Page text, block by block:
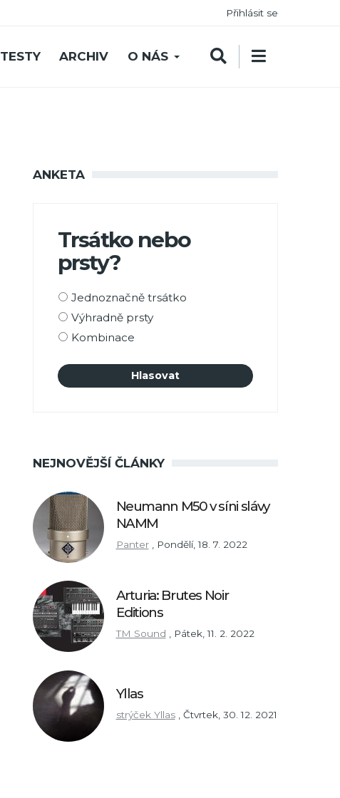
Přihlásit se
TESTY ARCHIV O NÁS
ANKETA
Trsátko nebo
prsty?
Možnosti
výběru
Jednoznačně trsátko
Výhradně prsty
Kombinace
NEJNOVĚJŠÍ ČLÁNKY
Neumann M50 v síni slávy
NAMM
Panter Pondělí, 18. 7. 2022
Arturia: Brutes Noir
Editions
TM Sound , Pátek, 11. 2. 2022
Yllas
strýček Yllas Čtvrtek, 30. 12. 2021